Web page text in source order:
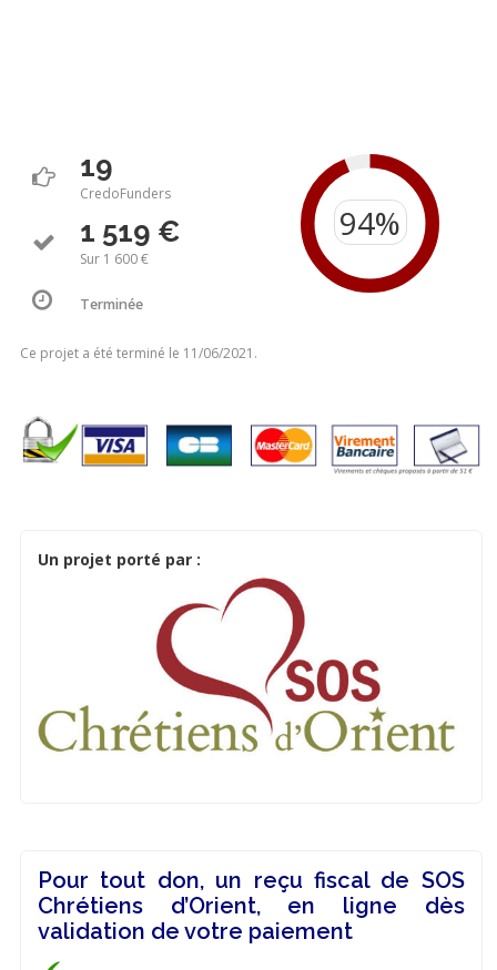
19
CredoFunders
1 519 €
Sur 1 600 €
Terminée
Ce projet a été terminé le 11/06/2021.
Un projet porté par :
Pour tout don, un reçu fiscal de SOS
Chrétiens d’Orient, en ligne dès
validation de votre paiement